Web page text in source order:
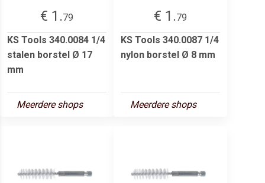
€ 1.79
KS Tools 340.0084 1/4
stalen borstel Ø 17
mm
Meerdere shops
€ 1.79
KS Tools 340.0087 1/4
nylon borstel Ø 8 mm
Meerdere shops